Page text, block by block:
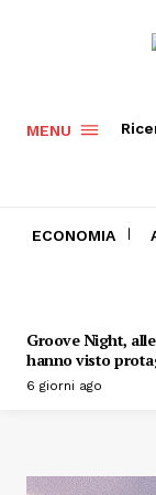
MENU
ECONOMIA
Groove Night,
hanno visto
6 giorni ago